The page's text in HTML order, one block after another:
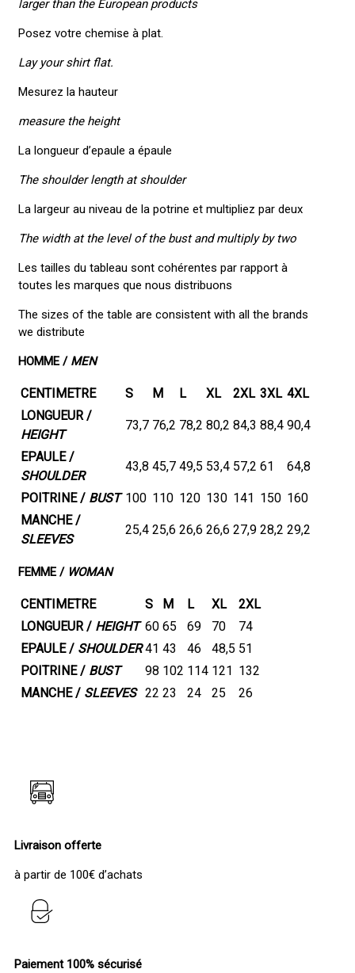
larger than the European products
Posez votre chemise à plat.
Lay your shirt flat.
Mesurez la hauteur
measure the height
La longueur d’epaule a épaule
The shoulder length at shoulder
La largeur au niveau de la potrine et multipliez par deux
The width at the level of the bust and multiply by two
Les tailles du tableau sont cohérentes par rapport à
toutes les marques que nous distribuons
The sizes of the table are consistent with all the brands
we distribute
HOMME /MEN
CENTIMETRE S M L XL 2XL 3XL 4XL
LONGUEUR /
HEIGHT
73,7 76,2 78,2 80,2 84,3 88,4 90,4
EPAULE /
SHOULDER
43,8 45,7 49,5 53,4 57,2 61 64,8
POITRINE / BUST 100 110 120 130 141 150 160
MANCHE /
SLEEVES
25,4 25,6 26,6 26,6 27,9 28,2 29,2
FEMME / WOMAN
CENTIMETRE S M L XL
2XL
LONGUEUR / HEIGHT 60 65 69 70
74
EPAULE / SHOULDER 41 43 46 48,5 51
POITRINE / BUST 98 102 114 121 132
MANCHE / SLEEVES 22 23 24 25 26
Livraison offerte
à partir de 100€ d’achats
Paiement 100% sécurisé